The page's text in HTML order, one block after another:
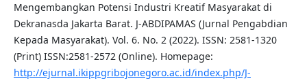
Mengembangkan Potensi Industri Kreatif Masyarakat di
Dekranasda Jakarta Barat. J-ABDIPAMAS (Jurnal Pengabdian
Kepada Masyarakat). Vol. 6. No. 2 (2022). ISSN: 2581-1320
(Print) ISSN:2581-2572 (Online). Homepage:
http://ejurnal.ikippgribojonegoro.ac.id/index.php/J-